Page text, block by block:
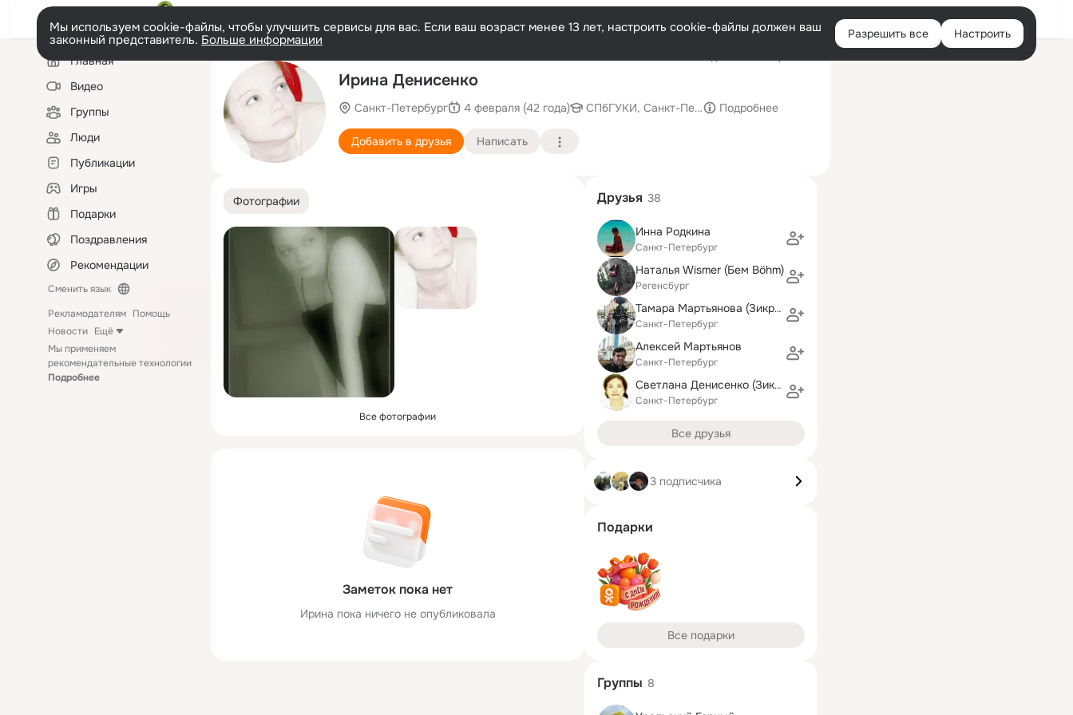
Войти
Мы используем cookie-файлы, чтобы улучшить сервисы для вас. Если ваш возраст менее 13 лет, настроить cookie-файлы должен ваш
законный представитель. Больше информации Разрешить все Настроить
Левая
колонкаГлавная
Видео
Группы
Люди
Публикации
Игры
Подарки
Поздравления
Рекомендации
Сменить язык
Рекламодателям Помощь
Новости Ещё
Мы применяем
рекомендательные технологии
Подробнее
Ирина Денисенко
Санкт-Петербург 4 февраля (42 года) СПбГУКИ, Санкт-Петербургский государственный университет культуры и искусств
Подробнее
Добавить в друзья Написать
Фотографии
Все фотографии
Заметок пока нет
Ирина пока ничего не опубликовала
Друзья 38
Инна Родкина
Санкт-Петербург
Наталья Wismer (Бем Böhm)
Регенсбург
Тамара Мартьянова (Зикратова)
Санкт-Петербург
Алексей Мартьянов
Санкт-Петербург
Светлана Денисенко (Зикратова)
Санкт-Петербург
Все друзья
3 подписчика
Подарки
Все подарки
Группы 8